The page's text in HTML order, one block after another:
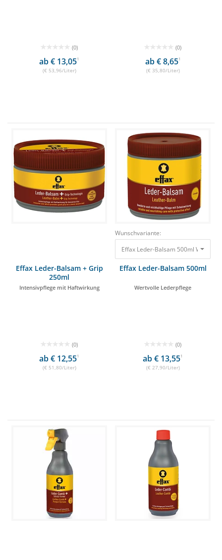
(0)
ab € 13,051
(€ 53,96/Liter)
(0)
ab € 8,651
(€ 35,80/Liter)
Effax Leder-Balsam + Grip
250ml
Intensivpflege mit Haftwirkung
(0)
ab € 12,551
(€ 51,80/Liter)
Wunschvariante:
Effax Leder-Balsam 500ml
Effax Leder-Balsam 500ml
Wertvolle Lederpflege
(0)
ab € 13,551
(€ 27,90/Liter)